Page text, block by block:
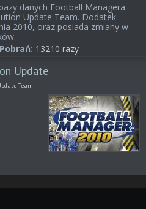
danych Football Managera
Update Team. Dodatek
2010, oraz posiada zmiany w
Pobrań: 13210 razy
Update
Team